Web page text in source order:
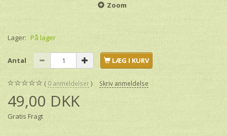
Zoom
Lager: På lager
Antal LÆG I KURV
0 anmeldelser Skriv anmeldelse
49,00 DKK
Gratis Fragt